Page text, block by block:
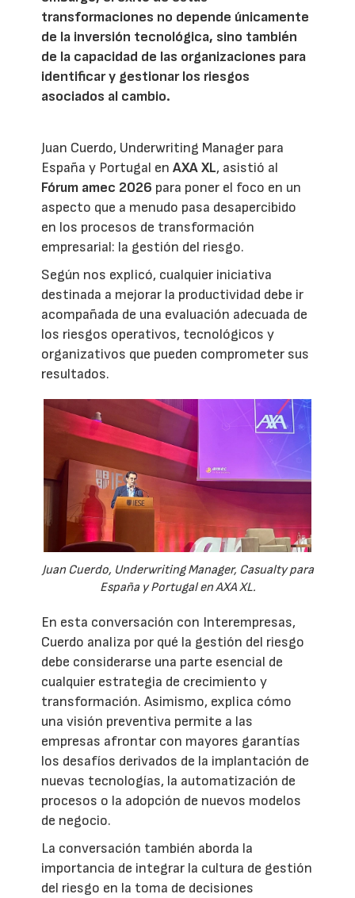
transformaciones no depende únicamente
de la inversión tecnológica, sino también
de la capacidad de las organizaciones para
identificar y gestionar los riesgos
asociados al cambio.
Juan Cuerdo, Underwriting Manager para
España y Portugal enAXA XL, asistió al
Fórum amec 2026 para poner el foco en un
aspecto que a menudo pasa desapercibido
en los procesos de transformación
empresarial: la gestión del riesgo.
Según nos explicó, cualquier iniciativa
destinada a mejorar la productividad debe ir
acompañada de una evaluación adecuada de
los riesgos operativos, tecnológicos y
organizativos que pueden comprometer sus
resultados.
Juan Cuerdo, Underwriting Manager, Casualty para
España y Portugal en AXA XL.
En esta conversación con Interempresas,
Cuerdo analiza por qué la gestión del riesgo
debe considerarse una parte esencial de
cualquier estrategia de crecimiento y
transformación. Asimismo, explica cómo
una visión preventiva permite a las
empresas afrontar con mayores garantías
los desafíos derivados de la implantación de
nuevas tecnologías, la automatización de
procesos o la adopción de nuevos modelos
de negocio.
La conversación también aborda la
importancia de integrar la cultura de gestión
del riesgo en la toma de decisiones